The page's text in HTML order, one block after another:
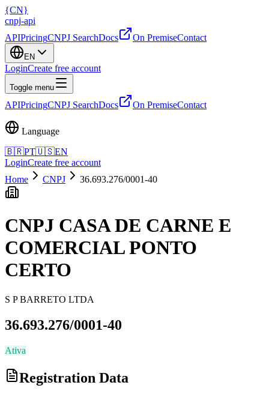
{CN}
cnpj-api
APIPricingCNPJ SearchDocs On PremiseContact
EN
LoginCreate free account
Toggle menu
APIPricingCNPJ SearchDocs On PremiseContact
Language
🇧🇷PT🇺🇸EN
LoginCreate free account
Home
CNPJ 36.693.276/0001-40
CNPJ CASA DE CARNE E
COMERCIAL PONTO
CERTO
S P BARRETO LTDA
36.693.276/0001-40
Ativa
Registration Data